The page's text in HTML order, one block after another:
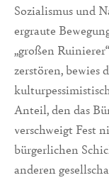
Sozialismus und
ergraute
„großen
zerstören, bewies
Anteil, den das
verschweigt Fest
bürgerlichen
anderen